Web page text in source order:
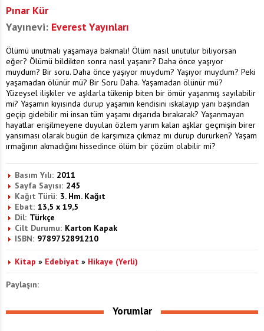
Pınar Kür
Yayınevi: Everest Yayınları
Ölümü unutmalı yaşamaya bakmalı! Ölüm nasıl unutulur biliyorsan
eğer? Ölümü bildikten sonra nasıl yaşanır? Daha önce yaşıyor
muydum? Bir soru. Daha önce yaşıyor muydum? Yaşıyor muydum? Peki
yaşamadan ölünür mü? Bir Soru Daha. Yaşamadan ölünür mü?
Yüzeysel ilişkiler ve aşklarla tükenip biten bir ömür yaşanmış sayılabilir
mi? Yaşamın kıyısında durup yaşamın kendisini ıskalayıp yanı başından
geçip gidebilir mi insan tüm yaşamı dışarıda bırakarak? Yaşanmayan
hayatlar erişilmeyene duyulan özlem yarım kalan aşklar geçmişin birer
yansıması olarak bugün de karşımıza çıkmaz mı durup dururken? Yaşam
ırmağının akmadığını hissedince ölüm bir çözüm olabilir mi?
Basım Yılı: 2011
Sayfa Sayısı: 245
Kağıt Türü: 3. Hm. Kağıt
Ebat: 13,5 x 19,5
Dil: Türkçe
Cilt Durumu: Karton Kapak
ISBN: 9789752891210
Kitap » Edebiyat » Hikaye (Yerli)
Paylaşın:
Yorumlar